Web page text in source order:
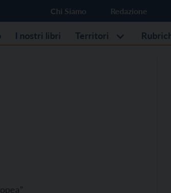
Chi Siamo Redazione
I nostri libri Territori